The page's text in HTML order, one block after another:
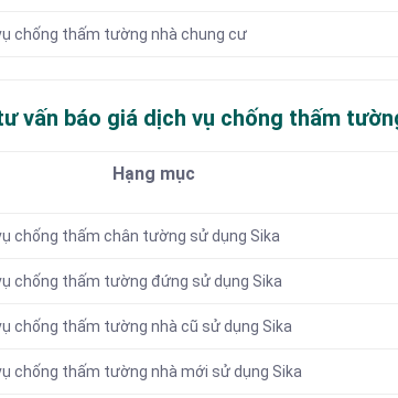
chống thấm tường nhà chung cư
vấn báo giá dịch vụ chống thấm
Hạng mục
chống thấm chân tường sử dụng Sika
chống thấm tường đứng sử dụng Sika
chống thấm tường nhà cũ sử dụng Sika
chống thấm tường nhà mới sử dụng Sika